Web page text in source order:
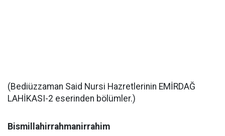
(Bediüzzaman Said Nursi Hazretlerinin EMİRDAĞ
LAHİKASI-2 eserinden bölümler.)
Bismillahirrahmanirrahim